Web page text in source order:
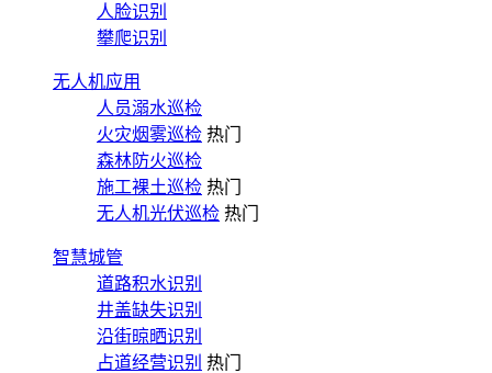
人脸识别
攀爬识别
无人机应用
人员溺水巡检
火灾烟雾巡检 热门
森林防火巡检
施工裸土巡检 热门
无人机光伏巡检 热门
智慧城管
道路积水识别
井盖缺失识别
沿街晾晒识别
占道经营识别 热门